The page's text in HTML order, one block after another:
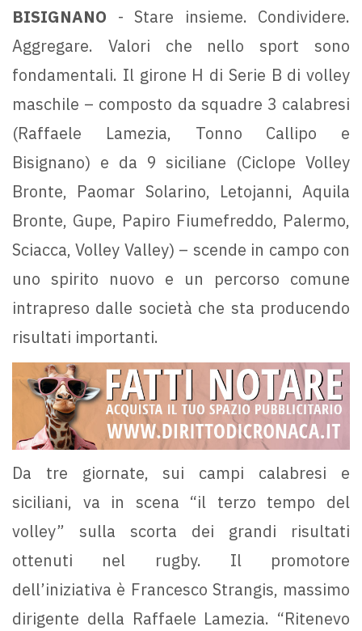
BISIGNANO - Stare insieme. Condividere.
Aggregare. Valori che nello sport sono
fondamentali. Il girone H di Serie B di volley
maschile – composto da squadre 3 calabresi
(Raffaele Lamezia, Tonno Callipo e
Bisignano) e da 9 siciliane (Ciclope Volley
Bronte, Paomar Solarino, Letojanni, Aquila
Bronte, Gupe, Papiro Fiumefreddo, Palermo,
Sciacca, Volley Valley) – scende in campo con
uno spirito nuovo e un percorso comune
intrapreso dalle società che sta producendo
risultati importanti.
Da tre giornate, sui campi calabresi e
siciliani, va in scena “il terzo tempo del
volley” sulla scorta dei grandi risultati
ottenuti nel rugby. Il promotore
dell’iniziativa è Francesco Strangis, massimo
dirigente della Raffaele Lamezia. “Ritenevo